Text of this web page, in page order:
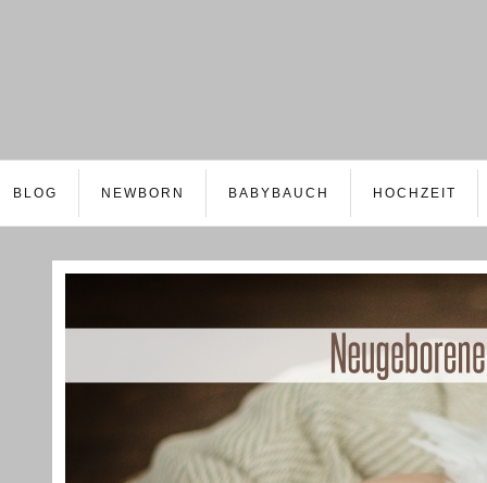
BLOG NEWBORN BABYBAUCH HOCHZEIT